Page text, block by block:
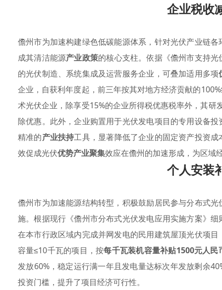
企业税收
儋州市为加速构建绿色低碳能源体系，针对光伏产业链
成其清洁能源产业政策的核心支柱。依据《儋州市支持
的光伏制造、系统集成及运营服务企业，可叠加适用多项
企业，自获利年度起，前三年按其对地方经济贡献的
术光伏企业，除享受15%的企业所得税优惠税率外，其
除优惠。此外，企业购置用于光伏发电项目的专用设备
精准的产业扶持工具，显著降低了企业的固定资产投资
效促成光伏优势产业聚集效应在儋州的加速形成，为区域
个人安装
儋州市为加速能源结构转型，积极鼓励居民参与分布式
施。根据现行《儋州市分布式光伏发电应用实施方案》
在本市行政区域内完成并网发电的民用建筑屋顶光伏项目
容量≤10千瓦的项目，按每千瓦装机容量补贴1500元人民
发放60%，稳定运行满一年且发电量达标次年发放剩余
投资门槛，提升了项目经济可行性。